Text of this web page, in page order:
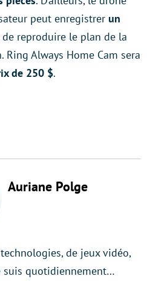
peut enregistrer un
reproduire le plan de la
Ring Always Home Cam sera
de 250 $.
Auriane Polge
de jeux vidéo,
suis quotidiennement…